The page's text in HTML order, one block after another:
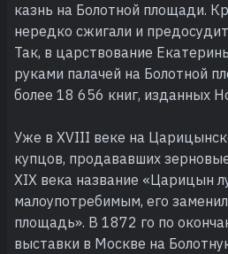
казнь на Болотной площади.
нередко сжигали и
Так, в царствование
руками палачей на Болотной
более 18 656 книг, изданных
Уже в XVIII веке на
купцов, продававших
XIX века название «Царицын
малоупотребимым, его
площадь». В 1872 го по
выставки в Москве на